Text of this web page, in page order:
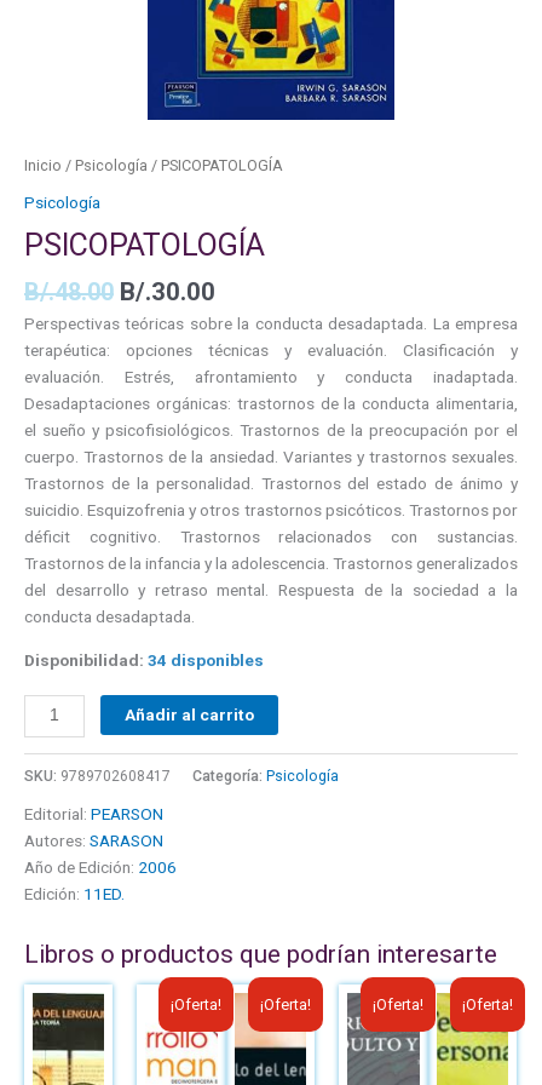
Inicio / Psicología / PSICOPATOLOGÍA
Psicología
PSICOPATOLOGÍA
B/.48.00 B/.30.00
Perspectivas teóricas sobre la conducta desadaptada. La empresa
terapéutica: opciones técnicas y evaluación. Clasificación y
evaluación. Estrés, afrontamiento y conducta inadaptada.
Desadaptaciones orgánicas: trastornos de la conducta alimentaria,
el sueño y psicofisiológicos. Trastornos de la preocupación por el
cuerpo. Trastornos de la ansiedad. Variantes y trastornos sexuales.
Trastornos de la personalidad. Trastornos del estado de ánimo y
suicidio. Esquizofrenia y otros trastornos psicóticos. Trastornos por
déficit cognitivo. Trastornos relacionados con sustancias.
Trastornos de la infancia y la adolescencia. Trastornos generalizados
del desarrollo y retraso mental. Respuesta de la sociedad a la
conducta desadaptada.
Disponibilidad: 34 disponibles
Añadir al carrito
SKU: 9789702608417 Categoría: Psicología
Editorial: PEARSON
Autores: SARASON
Año de Edición: 2006
Edición: 11ED.
Libros o productos que podrían interesarte
¡Oferta!
El
precio
original
El
precio
actual
¡Oferta!
El
precio
original
El
precio
actual
¡Oferta!
El
precio
original
El
precio
actual
¡Oferta!
El
precio
original
El
precio
actual